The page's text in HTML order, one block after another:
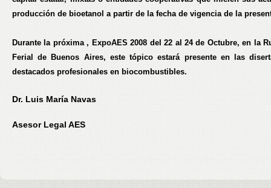
producción de bioetanol a partir de la fecha de vigencia de la
Durante la próxima , ExpoAES 2008 del 22 al 24 de Octubre, en la
Ferial de Buenos Aires, este tópico estará presente en las
destacados profesionales en biocombustibles.
Dr. Luis María Navas
Asesor Legal AES